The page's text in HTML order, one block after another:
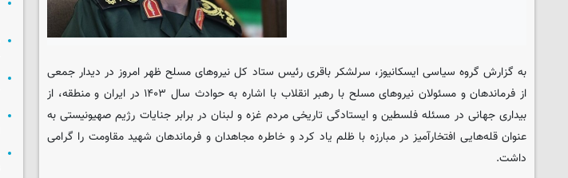
به گزارش گروه سیاسیایسکانیوز، سرلشکر باقری رئیس ستاد کل نیروهای مسلح ظهر امروز در دیدار جمعی
از فرماندهان و مسئولان نیروهای مسلح با رهبر انقلاب با اشاره به حوادث سال ۱۴۰۳ در ایران و منطقه، از
بیداری جهانی در مسئله فلسطین و ایستادگی تاریخی مردم غزه و لبنان در برابر جنایات رژیم صهیونیستی به
عنوان قله‌هایی افتخارآمیز در مبارزه با ظلم یاد کرد و خاطره مجاهدان و فرماندهان شهید مقاومت را گرامی
داشت.